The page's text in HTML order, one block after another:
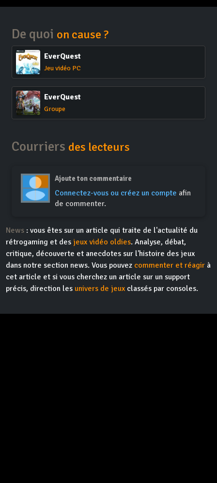
De quoi on cause ?
EverQuest
Jeu vidéo PC
EverQuest
Groupe
Courriers des lecteurs
Ajoute ton commentaire
Connectez-vous ou créez un compte afin
de commenter.
News : vous êtes sur un article qui traite de l'actualité du
rétrogaming et des jeux vidéo oldies. Analyse, débat,
critique, découverte et anecdotes sur l'histoire des jeux
dans notre section news. Vous pouvez commenter et réagir à
cet article et si vous cherchez un article sur un support
précis, direction les univers de jeux classés par consoles.